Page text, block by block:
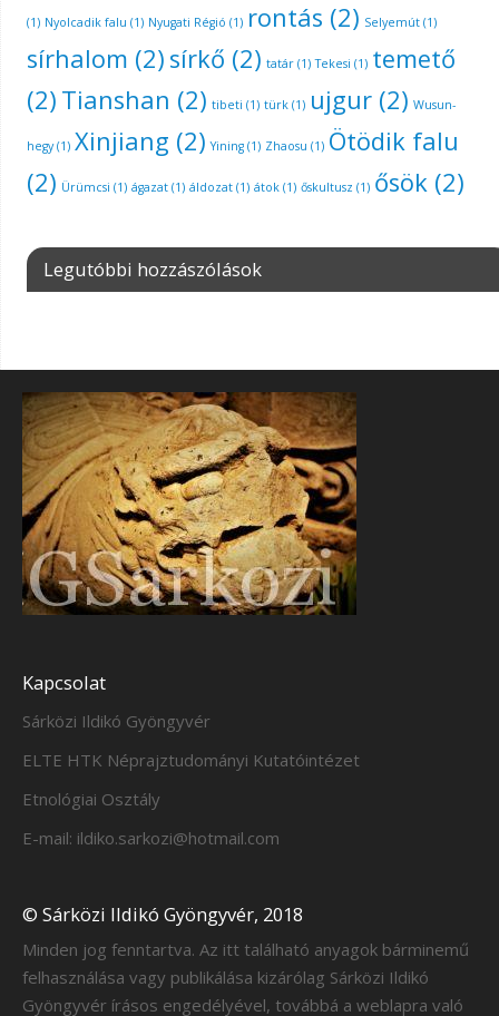
(1) Nyolcadik falu (1) Nyugati Régió (1) rontás (2) Selyemút(1)
sírhalom (2) sírkő (2) tatár(1) Tekesi (1) temető
(2) Tianshan (2) tibeti (1) türk(1) ujgur(2) Wusun-
hegy(1) Xinjiang (2) Yining(1) Zhaosu (1) Ötödik falu
(2) Ürümcsi (1) ágazat(1) áldozat(1) átok(1) őskultusz (1) ősök(2)
Legutóbbi hozzászólások
Kapcsolat
Sárközi Ildikó Gyöngyvér
ELTE HTK Néprajztudományi Kutatóintézet
Etnológiai Osztály
E-mail: ildiko.sarkozi@hotmail.com
© Sárközi Ildikó Gyöngyvér, 2018
Minden jog fenntartva. Az itt található anyagok bárminemű
felhasználása vagy publikálása kizárólag Sárközi Ildikó
Gyöngyvér írásos engedélyével, továbbá a weblapra való